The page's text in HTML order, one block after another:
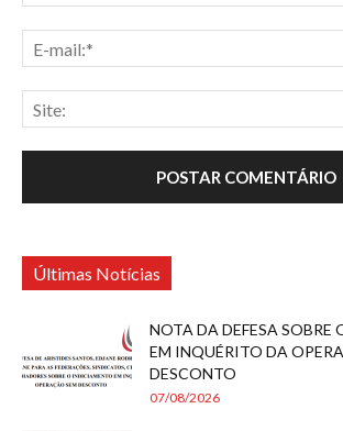
Últimas Notícias
NOTA DA DEFESA
EM INQUÉRITO DA
DESCONTO
07/08/2026